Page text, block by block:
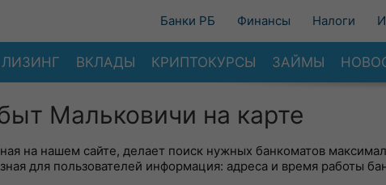
Банки РБ Финансы Налоги
ЛИЗИНГ ВКЛАДЫ КРИПТОКУРСЫ ЗАЙМЫ
Мальковичи на карте
на нашем сайте, делает поиск нужных банкоматов
для пользователей информация: адреса и время работы